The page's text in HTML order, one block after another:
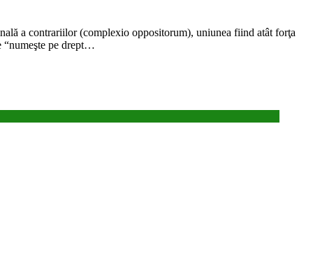
a contrariilor (complexio oppositorum), uniunea fiind atât forţa
“numeşte pe drept…